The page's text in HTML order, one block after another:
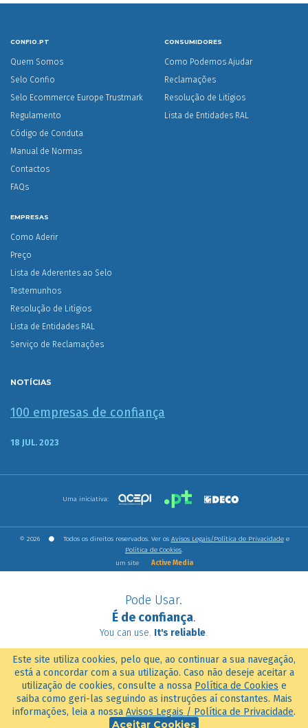
CONFIO.PT
Quem Somos
Selo Confio
Selo Ecommerce Europe Trustmark
Regulamento
Código de Conduta
Manual de Normas
Contactos
FAQs
CONSUMIDORES
Como Podemos Ajudar
Reclamações
Resolução de Litígios
Lista de Entidades RAL
EMPRESAS
Como Aderir
Preço
Lista de Aderentes ao Selo
Testemunhos
Resolução de Litígios
Lista de Entidades RAL
Serviço de Reclamações
NOTÍCIAS
100 empresas de confiança
18 JUL. 2023
Uma iniciativa:
© 2026 Todos os direitos reservados. Ver os Avisos Legais/Política de Privacidadee
Política de Cookies.
um site
Active Media
Pode Usar.
É de confiança.
You can use. It's reliable.
Este site utiliza cookies, pelo que, ao continuar a sua navegação,
está a concordar com a sua utilização. Caso não deseje aceitar a
utilização de cookies, consulte a nossa Política de Cookies e
saiba como geri-las seguindo as instruções aí constantes. Mais
informações, leia a nossa Avisos Legais / Política de Privacidade.
Aceitar Cookies